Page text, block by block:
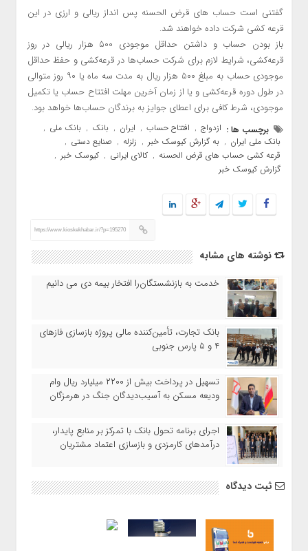
گفتنی است حساب های قرض الحسنه پس انداز ریالی و ارزی در این
قرعه کشی شرکت داده خواهند شد.
باز بودن حساب و داشتن حداقل موجودی ۵۰۰ هزار ریالی در روز
قرعه‌کشی، شرایط لازم برای شرکت حساب‌ها در قرعه‌کشی و حفظ حداقل
موجودی حساب به مبلغ ۵۰۰ هزار ریال به مدت سه ماه یا ۹۰ روز متوالی
در طول دوره قرعه‌کشی و یا از زمان آخرین مهلت افتتاح حساب یا تکمیل
موجودی، شرط کافی برای اعطای جوایز به برندگان حساب‌ها خواهد بود.
برچسب ها : ازدواج , افتتاح حساب , ایران , بانک , بانک ملی ,
بانک ملی ایران , به گزارش کیوسک خبر , زلزله , صنایع دستی ,
قرعه کشی حساب های قرض الحسنه , کالای ایرانی , کیوسک خبر ,
گزارش کیوسک خبر
https://www.kioskekhabar.ir/?p=195270
نوشته های مشابه
خدمت به بازنشستگان‌را افتخار بیمه دی می دانیم
بانک تجارت، تأمین‌کننده مالی پروژه بازسازی فازهای
۴ و ۵ پارس جنوبی
تسهیل در پرداخت بیش از ۲۲۰۰ میلیارد ریال وام
ودیعه مسکن به آسیب‌دیدگان جنگ در هرمزگان
اجرای برنامه تحول بانک با تمرکز بر منابع پایدار،
درآمدهای کارمزدی و بازسازی اعتماد مشتریان
ثبت دیدگاه